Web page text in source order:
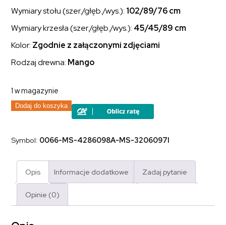
Wymiary stołu (szer./głęb./wys.): 102/89/76 cm
Wymiary krzesła (szer./głęb./wys.): 45/45/89 cm
Kolor: Zgodnie z załączonymi zdjęciami
Rodzaj drewna: Mango
1 w magazynie
ilość
Kolonialny
Karain:
indyjski
krzesła
lite
drewno
mango
Dodaj do koszyka
Symbol: 0066-MS-4286098A-MS-3206097I
Opis Informacje dodatkowe Zadaj pytanie
Opinie (0)